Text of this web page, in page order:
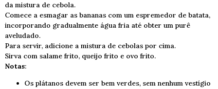
da mistura de cebola.
Comece a esmagar as bananas com um espremedor de batata,
incorporando gradualmente água fria até obter um purê
aveludado.
Para servir, adicione a mistura de cebolas por cima.
Sirva com salame frito, queijo frito e ovo frito.
Notas:
Os plátanos devem ser bem verdes, sem nenhum vestígio